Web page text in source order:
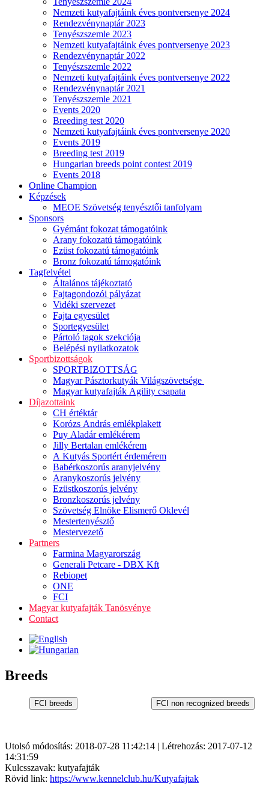
Nemzeti kutyafajtáink éves pontversenye 2024
Rendezvénynaptár 2023
Tenyészszemle 2023
Nemzeti kutyafajtáink éves pontversenye 2023
Rendezvénynaptár 2022
Tenyészszemle 2022
Nemzeti kutyafajtáink éves pontversenye 2022
Rendezvénynaptár 2021
Tenyészszemle 2021
Events 2020
Breeding test 2020
Nemzeti kutyafajtáink éves pontversenye 2020
Events 2019
Breeding test 2019
Hungarian breeds point contest 2019
Events 2018
Online Champion
Képzések
MEOE Szövetség tenyésztői tanfolyam
Sponsors
Gyémánt fokozat támogatóink
Arany fokozatú támogatóink
Ezüst fokozatú támogatóink
Bronz fokozatú támogatóink
Tagfelvétel
Általános tájékoztató
Fajtagondozói pályázat
Vidéki szervezet
Fajta egyesület
Sportegyesület
Pártoló tagok szekciója
Belépési nyilatkozatok
Sportbizottságok
SPORTBIZOTTSÁG
Magyar Pásztorkutyák Világszövetsége
Magyar kutyafajták Agility csapata
Díjazottaink
CH értéktár
Korózs András emlékplakett
Puy Aladár emlékérem
Jilly Bertalan emlékérem
A Kutyás Sportért érdemérem
Babérkoszorús aranyjelvény
Aranykoszorús jelvény
Ezüstkoszorús jelvény
Bronzkoszorús jelvény
Szövetség Elnöke Elismerő Oklevél
Mestertenyésztő
Mestervezető
Partners
Farmina Magyarország
Generali Petcare - DBX Kft
Rebiopet
ONE
FCI
Magyar kutyafajták Tanösvénye
Contact
Breeds
Utolsó módosítás: 2018-07-28 11:42:14 | Létrehozás: 2017-07-12
14:31:59
Kulcsszavak: kutyafajták
Rövid link: https://www.kennelclub.hu/Kutyafajtak